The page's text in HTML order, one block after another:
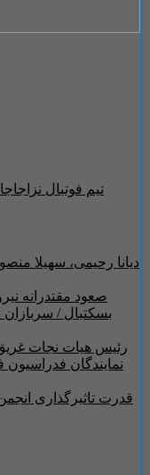
تیم فوتبال نزاجا
دیانا رحیمی، سهیلا
صعود مقتدرانه
بسکتبال / سربازان
رئیس هیات نجات
نمایندگان
قدرت تاثیرگذاری